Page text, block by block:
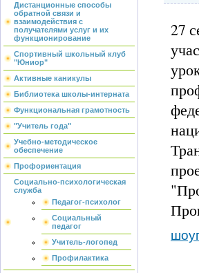
Дистанционные способы
обратной связи и
взаимодействия с
получателями услуг и их
функционирование
Спортивный школьный клуб
"Юниор"
Активные каникулы
Библиотека школы-интерната
Функциональная грамотность
"Учитель года"
Учебно-методическое
обеспечение
Профориентация
Социально-психологическая
служба
Педагог-психолог
Социальный
педагог
Учитель-логопед
Профилактика
27